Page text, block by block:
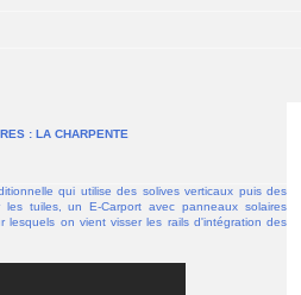
: LA CHARPENTE
qui utilise des solives verticaux puis des
les tuiles, un E-Carport avec panneaux solaires
lesquels on vient visser les rails d'intégration des